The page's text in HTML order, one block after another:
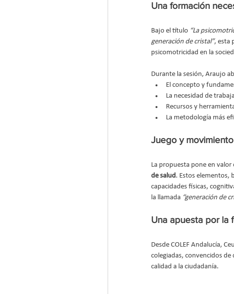
Una formación
Bajo el título “La
generación de cristal”, esta
psicomotricidad en la
Durante la sesión, Araujo
El concepto y
La necesidad de
Recursos y
La metodología más
Juego y
La propuesta pone en valor
de salud. Estos elementos,
capacidades físicas,
la llamada “generación de
Una apuesta por la
Desde COLEF Andalucía,
colegiadas, convencidos
calidad a la ciudadanía.